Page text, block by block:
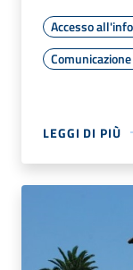
Accesso
LEGGI DI PIÙ